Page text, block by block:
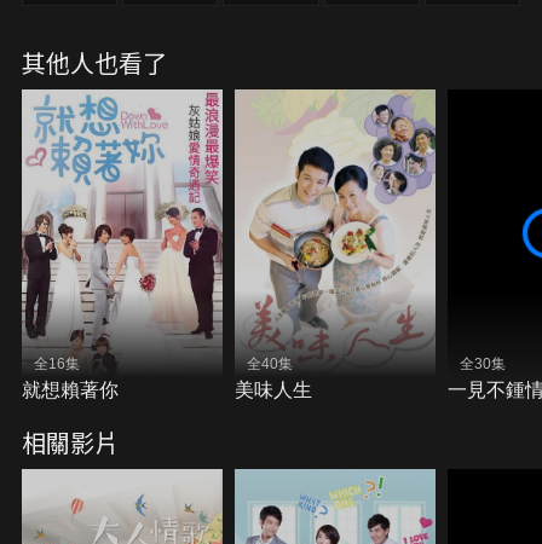
其他人也看了
全16集
就想賴著你
全40集
美味人生
全30集
一見不鍾
相關影片